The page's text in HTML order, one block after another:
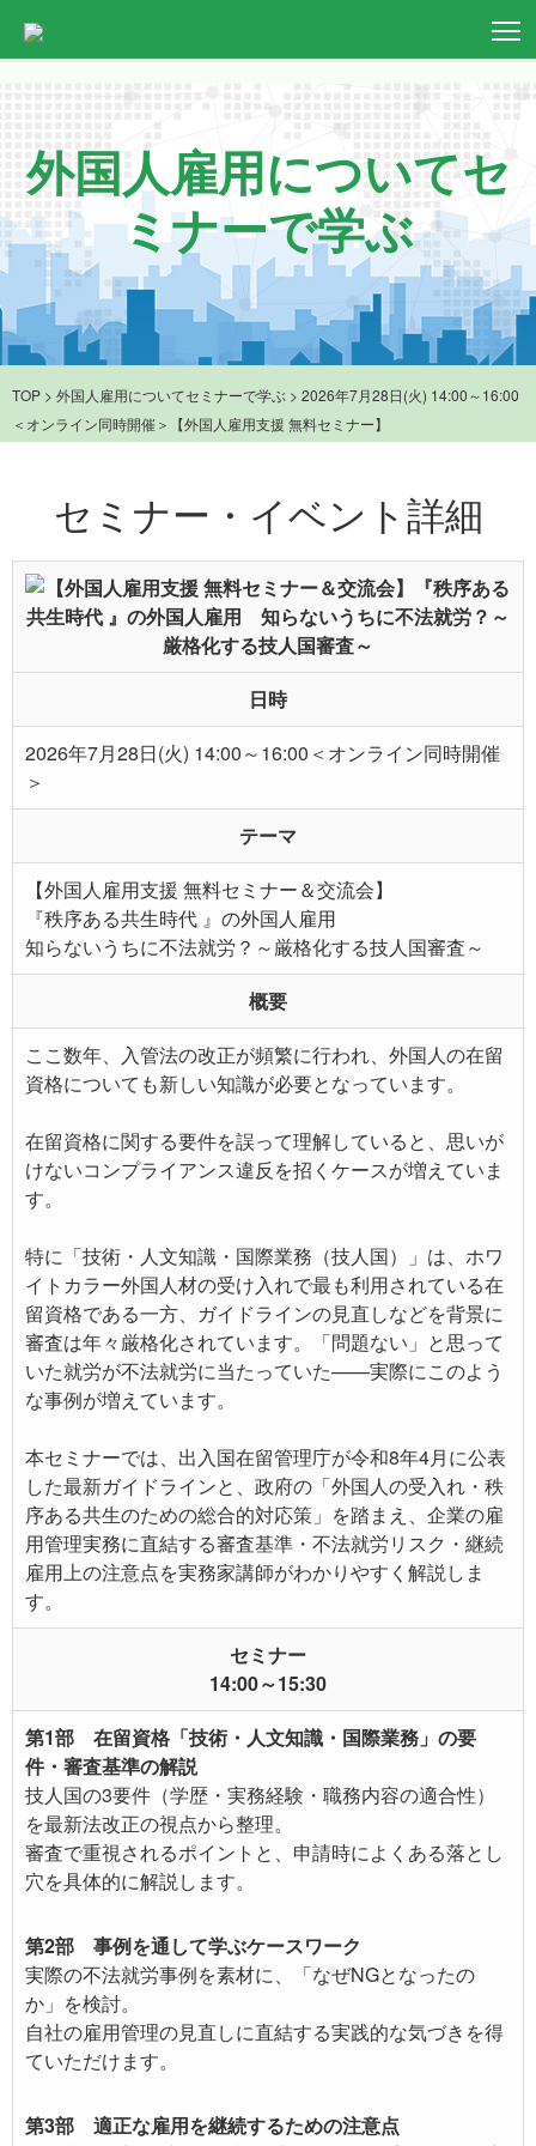
外国人雇用についてセ
ミナーで学ぶ
TOP > 外国人雇用についてセミナーで学ぶ > 2026年7月28日(火) 14:00～16:00
＜オンライン同時開催＞【外国人雇用支援 無料セミナー】
セミナー・イベント詳細
日時
2026年7月28日(火) 14:00～16:00＜オンライン同時開催
＞
テーマ
【外国人雇用支援 無料セミナー＆交流会】
『秩序ある共生時代 』の外国人雇用
知らないうちに不法就労？～厳格化する技人国審査～
概要
ここ数年、入管法の改正が頻繁に行われ、外国人の在留
資格についても新しい知識が必要となっています。
在留資格に関する要件を誤って理解していると、思いが
けないコンプライアンス違反を招くケースが増えていま
す。
特に「技術・人文知識・国際業務（技人国）」は、ホワ
イトカラー外国人材の受け入れで最も利用されている在
留資格である一方、ガイドラインの見直しなどを背景に
審査は年々厳格化されています。「問題ない」と思って
いた就労が不法就労に当たっていた——実際にこのよう
な事例が増えています。
本セミナーでは、出入国在留管理庁が令和8年4月に公表
した最新ガイドラインと、政府の「外国人の受入れ・秩
序ある共生のための総合的対応策」を踏まえ、企業の雇
用管理実務に直結する審査基準・不法就労リスク・継続
雇用上の注意点を実務家講師がわかりやすく解説しま
す。
セミナー
14:00～15:30
第1部 在留資格「技術・人文知識・国際業務」の要
件・審査基準の解説
技人国の3要件（学歴・実務経験・職務内容の適合性）
を最新法改正の視点から整理。
審査で重視されるポイントと、申請時によくある落とし
穴を具体的に解説します。
第2部 事例を通して学ぶケースワーク
実際の不法就労事例を素材に、「なぜNGとなったの
か」を検討。
自社の雇用管理の見直しに直結する実践的な気づきを得
ていただけます。
第3部 適正な雇用を継続するための注意点